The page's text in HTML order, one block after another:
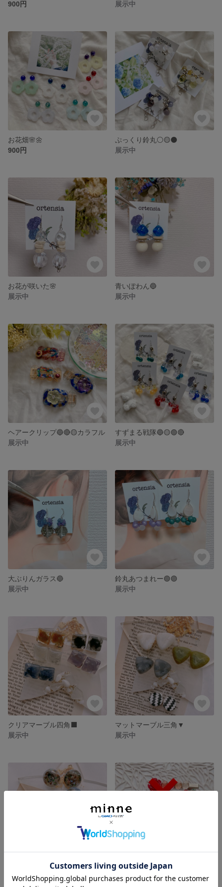
900円 展示中
お花畑🌸🌼
900円
ぷっくり鈴丸⚪️🟡⚫️
展示中
お花が咲いた🌸
展示中
青いぽわん🔵
展示中
ヘアークリップ🔵🔴🟡カラフル
展示中
すずまる戦隊🔵🟡🟢🔴
展示中
大ぶりんガラス🔵
展示中
鈴丸あつまれー🟢🟣
展示中
クリアマーブル四角⬛️
展示中
マットマーブル三角▼
展示中
シェルを閉じ込めて🟢
展示中
展示中